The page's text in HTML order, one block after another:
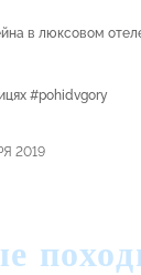
в люксовом
#pohidvgory
2019